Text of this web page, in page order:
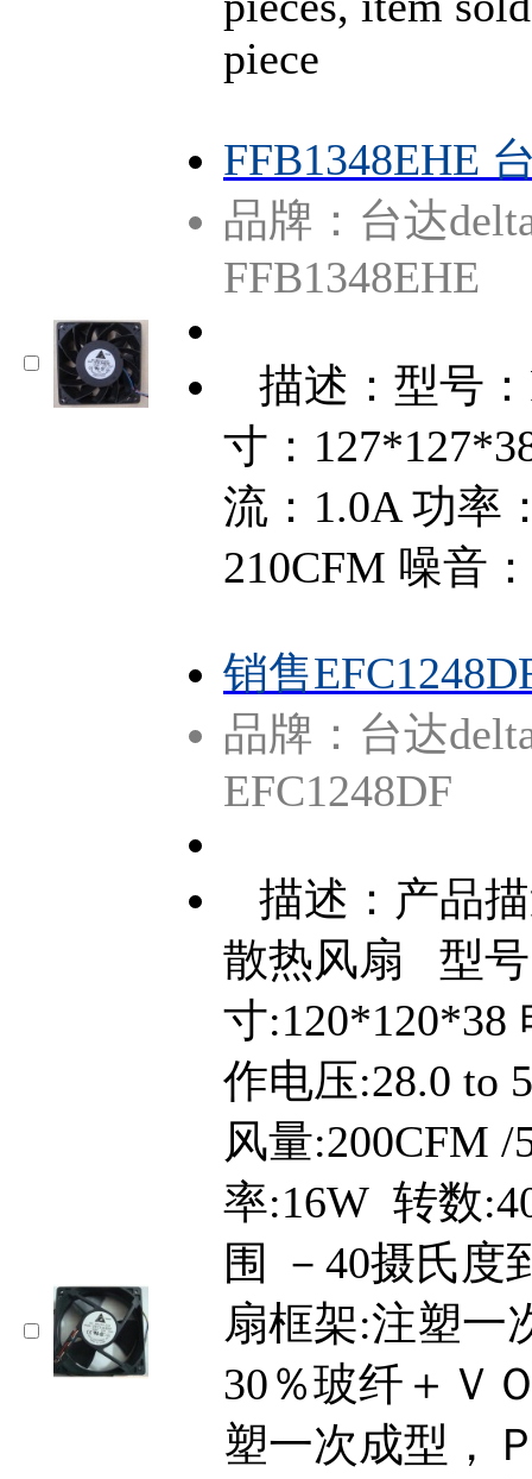
piece
FFB1348EHE
品牌：台达
FFB1348EHE
描述：型号
寸：
流：1.0A 功率
210CFM 噪音
销售
品牌：台达
EFC1248DF
描述：产品
散热风扇 型号
寸:120*120*38
作电压:28.0 to
风量:200CFM
率:16W 转数
围 －40摄氏
扇框架:注塑一
30％玻纤＋Ｖ
塑一次成型，